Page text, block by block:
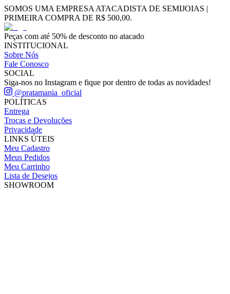
SOMOS UMA EMPRESA ATACADISTA DE SEMIJOIAS |
PRIMEIRA COMPRA DE R$ 500,00.
Peças com até 50% de desconto no atacado
INSTITUCIONAL
Sobre Nós
Fale Conosco
SOCIAL
Siga-nos no Instagram e fique por dentro de todas as novidades!
@pratamania_oficial
POLÍTICAS
Entrega
Trocas e Devoluções
Privacidade
LINKS ÚTEIS
Meu Cadastro
Meus Pedidos
Meu Carrinho
Lista de Desejos
SHOWROOM